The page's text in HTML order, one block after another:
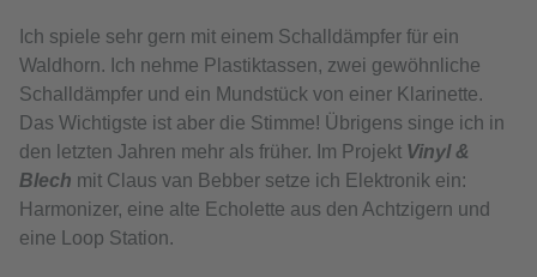
Ich spiele sehr gern mit einem Schalldämpfer für ein
Waldhorn. Ich nehme Plastiktassen, zwei gewöhnliche
Schalldämpfer und ein Mundstück von einer Klarinette.
Das Wichtigste ist aber die Stimme! Übrigens singe ich in
den letzten Jahren mehr als früher. Im Projekt Vinyl &
Blech mit Claus van Bebber setze ich Elektronik ein:
Harmonizer, eine alte Echolette aus den Achtzigern und
eine Loop Station.